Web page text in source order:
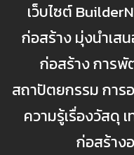
เว็บไซต์
ก่อสร้าง มุ่งนำเส
ก่อสร้าง การ
สถาปัตยกรรม กา
ความรู้เรื่องวัสดุ
ก่อสร้าง